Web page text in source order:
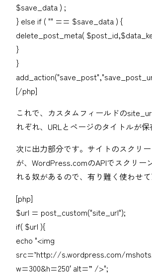
$save_data ) ;
} else if ( "" == $save_data ) {
delete_post_meta(
}
}
[/php]
これで、カスタムフィールドの
れぞれ、URLとページのタイトルが保
次に出力部分です。サイトのスクリ
が、WordPress.comのAPIでスクリー
れる奴があるので、有り難く使わせて
[php]
$url = post_custom("site_url");
if( $url ){
echo "<img
src=’http://s.wordpress.com/
w=300&h=250′ alt=” />";